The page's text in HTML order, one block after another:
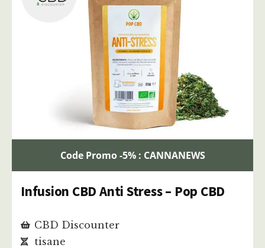
Code Promo -5% : CANNANEWS
Infusion CBD Anti Stress – Pop CBD
CBD Discounter
tisane